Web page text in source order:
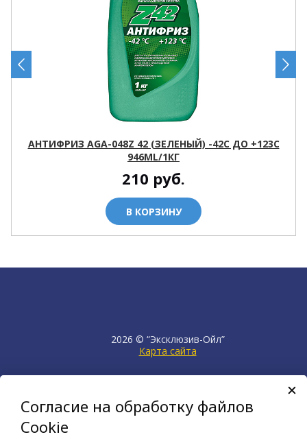
АНТИФРИЗ AGA-048Z 42 (ЗЕЛЕНЫЙ) -42С ДО +123С
946ML/1КГ
210 руб.
В КОРЗИНУ
2026 © “Эксклюзив-Ойл”
Карта сайта
продвижение сайта НЕТКАМ
создан на платформе
KORZILLA
Согласие на обработку файлов
Cookie